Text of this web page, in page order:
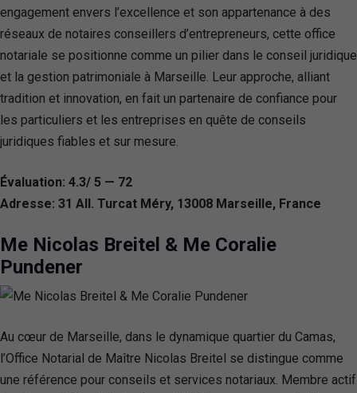
engagement envers l’excellence et son appartenance à des
réseaux de notaires conseillers d’entrepreneurs, cette office
notariale se positionne comme un pilier dans le conseil juridique
et la gestion patrimoniale à Marseille. Leur approche, alliant
tradition et innovation, en fait un partenaire de confiance pour
les particuliers et les entreprises en quête de conseils
juridiques fiables et sur mesure.
Évaluation: 4.3/ 5 — 72
Adresse: 31 All. Turcat Méry, 13008 Marseille, France
Me Nicolas Breitel & Me Coralie
Pundener
Au cœur de Marseille, dans le dynamique quartier du Camas,
l’Office Notarial de Maître Nicolas Breitel se distingue comme
une référence pour conseils et services notariaux. Membre actif